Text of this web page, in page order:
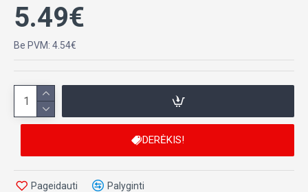
gaminio sukibimą su grindimis.
Prekės svoris su įpakavimu: 0.4 kg
Prekės išmatavimai su įpakavimu: 0.35 x 0.3 x 0.23 m
5.49€
Be PVM: 4.54€
DERĖKIS!
Pageidauti Palyginti